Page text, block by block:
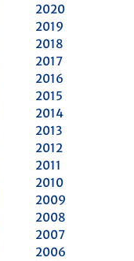
2020
2019
2018
2017
2016
2015
2014
2013
2012
2011
2010
2009
2008
2007
2006